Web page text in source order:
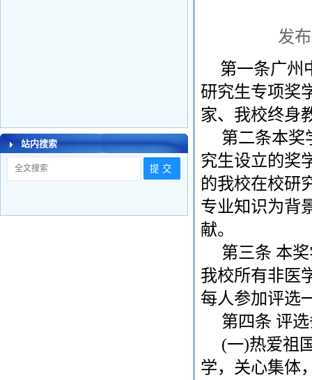
站内搜索
发
第一条广州
研究生专项奖
家、我校终身
第二条本奖
究生设立的奖
的我校在校研
专业知识为背
献。
第三条 本奖
我校所有非医
每人参加评选
第四条 评选
(一)热爱祖
学，关心集体